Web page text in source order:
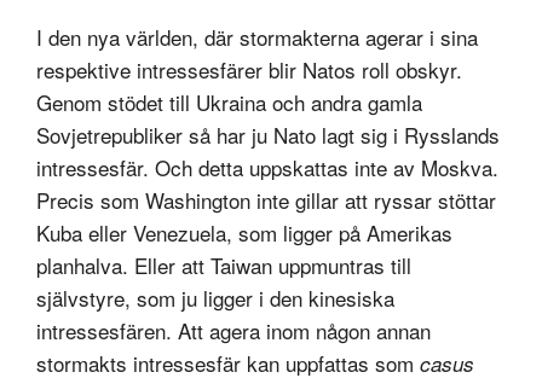
I den nya världen, där stormakterna agerar i sina
respektive intressesfärer blir Natos roll obskyr.
Genom stödet till Ukraina och andra gamla
Sovjetrepubliker så har ju Nato lagt sig i Rysslands
intressesfär. Och detta uppskattas inte av Moskva.
Precis som Washington inte gillar att ryssar stöttar
Kuba eller Venezuela, som ligger på Amerikas
planhalva. Eller att Taiwan uppmuntras till
självstyre, som ju ligger i den kinesiska
intressesfären. Att agera inom någon annan
stormakts intressesfär kan uppfattas som casus